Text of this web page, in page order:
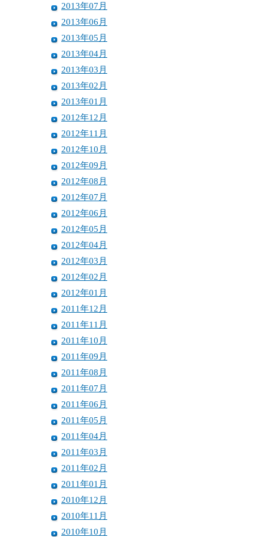
2013年07月
2013年06月
2013年05月
2013年04月
2013年03月
2013年02月
2013年01月
2012年12月
2012年11月
2012年10月
2012年09月
2012年08月
2012年07月
2012年06月
2012年05月
2012年04月
2012年03月
2012年02月
2012年01月
2011年12月
2011年11月
2011年10月
2011年09月
2011年08月
2011年07月
2011年06月
2011年05月
2011年04月
2011年03月
2011年02月
2011年01月
2010年12月
2010年11月
2010年10月